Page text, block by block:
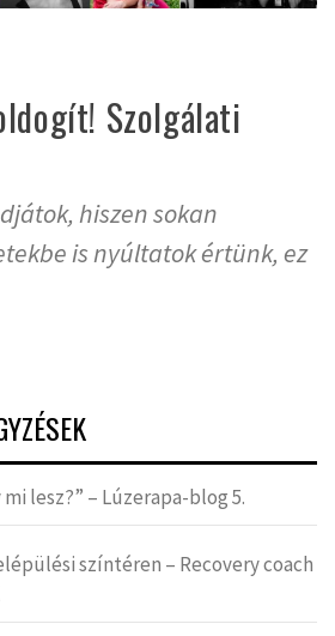
Szolgálati
hiszen sokan
is nyúltatok értünk, ez
lesz?” – Lúzerapa-blog 5.
színtéren – Recovery coach